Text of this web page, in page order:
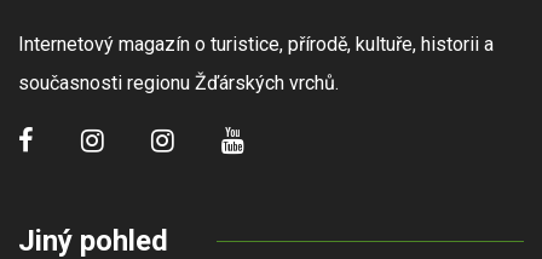
Internetový magazín o turistice, přírodě, kultuře, historii a
současnosti regionu Žďárských vrchů.
Jiný pohled